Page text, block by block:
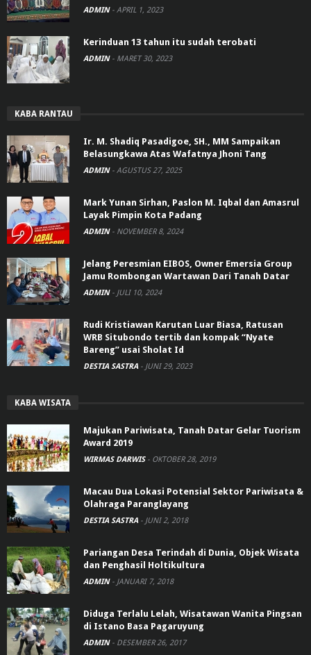
ADMIN - APRIL 1, 2023
Kerinduan 13 tahun itu sudah terobati
ADMIN - MARET 30, 2023
KABA RANTAU
Ir. M. Shadiq Pasadigoe, SH., MM Sampaikan
Belasungkawa Atas Wafatnya Jhoni Tang
ADMIN - AGUSTUS 27, 2025
Mark Yunan Sirhan, Paslon M. Iqbal dan Amasrul
Layak Pimpin Kota Padang
ADMIN - NOVEMBER 8, 2024
Jelang Peresmian EIBOS, Owner Emersia Group
Jamu Rombongan Wartawan Dari Tanah Datar
ADMIN - JULI 10, 2024
Rudi Kristiawan Karutan Luar Biasa, Ratusan
WRB Situbondo tertib dan kompak “Nyate
Bareng” usai Sholat Id
DESTIA SASTRA - JUNI 29, 2023
KABA WISATA
Majukan Pariwisata, Tanah Datar Gelar Tuorism
Award 2019
WIRMAS DARWIS - OKTOBER 28, 2019
Macau Dua Lokasi Potensial Sektor Pariwisata &
Olahraga Paranglayang
DESTIA SASTRA - JUNI 2, 2018
Pariangan Desa Terindah di Dunia, Objek Wisata
dan Penghasil Holtikultura
ADMIN - JANUARI 7, 2018
Diduga Terlalu Lelah, Wisatawan Wanita Pingsan
di Istano Basa Pagaruyung
ADMIN - DESEMBER 26, 2017